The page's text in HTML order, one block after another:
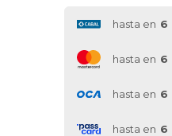
hasta en 6
hasta en 6
hasta en 6
hasta en 6